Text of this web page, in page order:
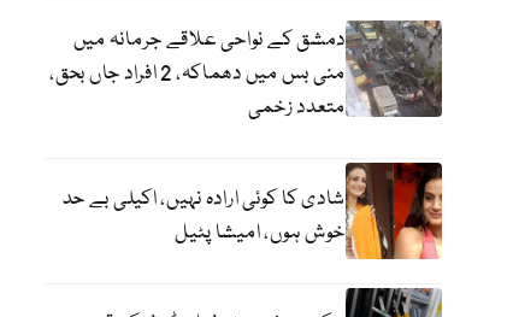
دمشق کے نواحی علاقے جرمانہ میں
منی بس میں دھماکہ، 2 افراد جاں بحق،
متعدد زخمی
شادی کا کوئی ارادہ نہیں، اکیلی بے حد
خوش ہوں، امیشا پٹیل